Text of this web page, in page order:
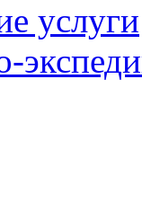
услуги